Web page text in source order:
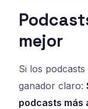
mejor
Si los
ganador claro:
podcasts más